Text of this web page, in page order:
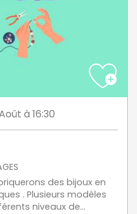
à 16:30
des bijoux en
. Plusieurs modèles
niveaux de...